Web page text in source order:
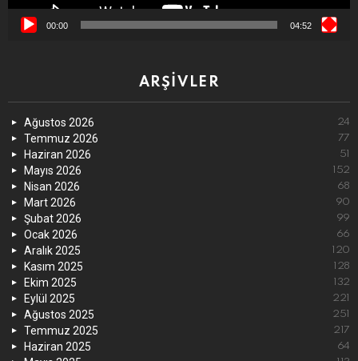
00:00 04:52
ARŞIVLER
Ağustos 2026 24
Temmuz 2026 77
Haziran 2026 51
Mayıs 2026 152
Nisan 2026 68
Mart 2026 90
Şubat 2026 99
Ocak 2026 66
Aralık 2025 120
Kasım 2025 128
Ekim 2025 132
Eylül 2025 221
Ağustos 2025 251
Temmuz 2025 217
Haziran 2025 64